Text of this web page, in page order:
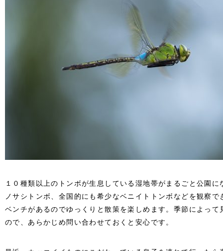
１０種類以上のトンボが生息している湿地帯がまるごと公園
ノサシトンボ、全国的にも希少なベニイトトンボなどを観察
ベンチがあるのでゆっくりと散策を楽しめます。季節によっ
ので、あらかじめ問い合わせておくと安心です。